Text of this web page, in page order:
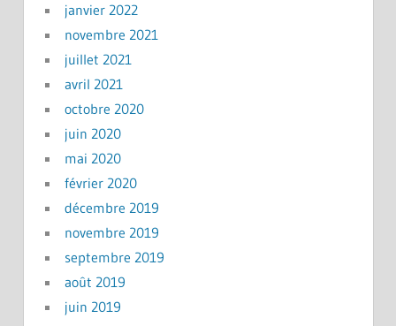
janvier 2022
novembre 2021
juillet 2021
avril 2021
octobre 2020
juin 2020
mai 2020
février 2020
décembre 2019
novembre 2019
septembre 2019
août 2019
juin 2019